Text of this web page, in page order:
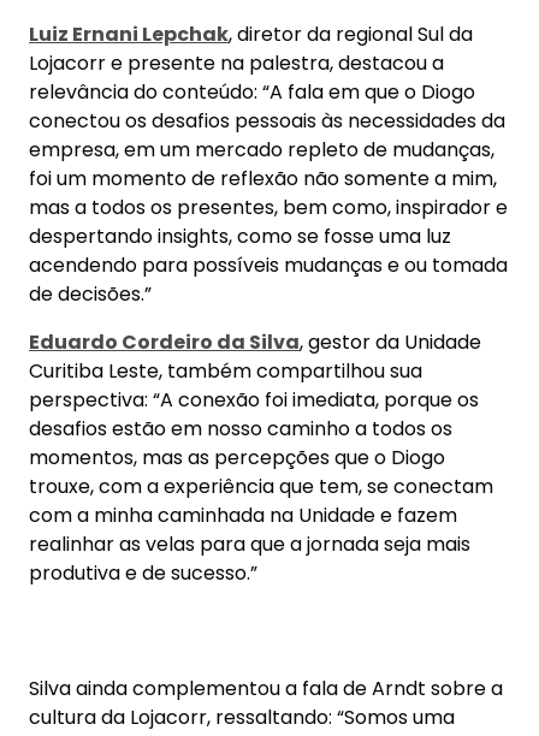
Eduardo Cordeiro da Silva, gestor da Unidade
Curitiba Leste, também compartilhou sua
perspectiva: “A conexão foi imediata, porque os
desafios estão em nosso caminho a todos os
momentos, mas as percepções que o Diogo
trouxe, com a experiência que tem, se conectam
com a minha caminhada na Unidade e fazem
realinhar as velas para que a jornada seja mais
produtiva e de sucesso.”
cultura da Lojacorr, ressaltando: “Somos uma
empresa que compartilha e só dessa maneira
podemos crescer sólidos e potencializar a força
de vendas das corretoras.”
Os depoimentos dos presentes deram voz à ideia
de que“quando estamos juntos, somos mais
fortes”. Lepchak complementa essa percepção:
“A união das Unidades fortalece o todo, pois
crescimento da Lojacorr.”